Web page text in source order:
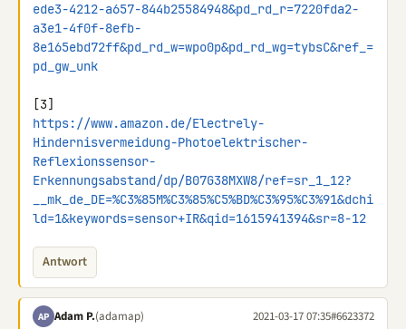
ede3-4212-a657-844b25584948&pd_rd_r=7220fda2-
a3e1-4f0f-8efb-
8e165ebd72ff&pd_rd_w=wpo0p&pd_rd_wg=tybsC&ref_=
pd_gw_unk
https://www.amazon.de/Electrely-
Hindernisvermeidung-Photoelektrischer-
Reflexionssensor-
Erkennungsabstand/dp/B07G38MXW8/ref=sr_1_12?
__mk_de_DE=%C3%85M%C3%85%C5%BD%C3%95%C3%91&dchi
ld=1&keywords=sensor+IR&qid=1615941394&sr=8-12
Antwort
AP Adam P.(adamap) 2021-03-17 07:35#6623372